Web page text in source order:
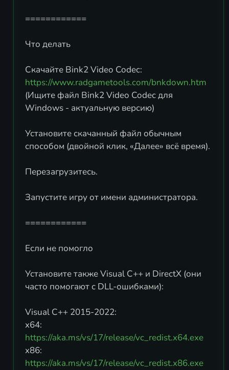
============
Что делать
https://www.radgametools.com/bnkdown.htm
(Ищите файл Bink2 Video Codec для
Windows - актуальную версию)
Установите скачанный файл обычным
способом (двойной клик, «Далее» всё время).
Перезагрузитесь.
Запустите игру от имени администратора.
============
Если не помогло
Установите также Visual C++ и DirectX (они
часто помогают с DLL-ошибками):
Visual C++ 2015-2022:
x64:
https://aka.ms/vs/17/release/vc_redist.x64.exe
x86:
https://aka.ms/vs/17/release/vc_redist.x86.exe